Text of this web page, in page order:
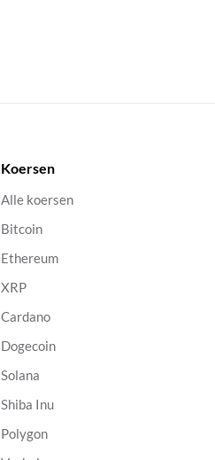
Koersen
Alle koersen
Bitcoin
Ethereum
XRP
Cardano
Dogecoin
Solana
Shiba Inu
Polygon